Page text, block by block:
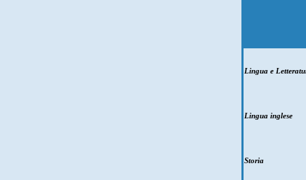
Lingua e
Lingua inglese
Storia